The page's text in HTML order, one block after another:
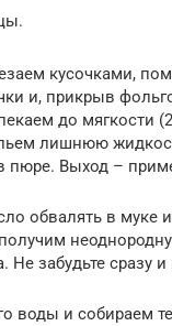
кусочками,
и, прикрыв
до мягкости
лишнюю
пюре. Выход –
обвалять в муке
получим
Не забудьте сразу
воды и собираем